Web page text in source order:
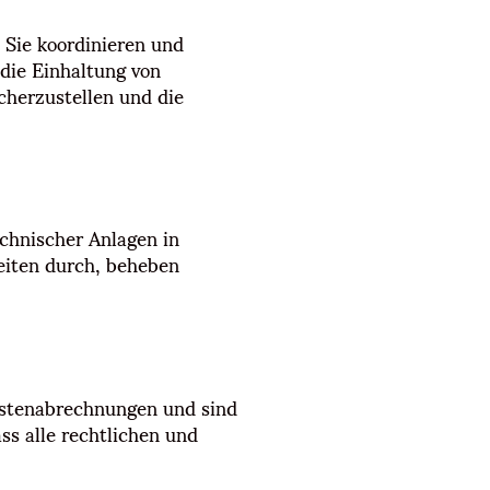
koordinieren und
Einhaltung von
und die
Anlagen in
durch, beheben
und sind
alle rechtlichen und